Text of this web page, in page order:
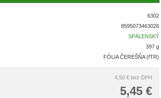
6302
8595073463026
SPÁLENSKÝ
397 g
FÓLIA ČEREŠŇA (fTR)
4,50 € bez DPH
5,45 €